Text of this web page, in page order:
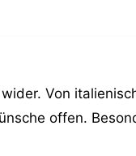
Von
offen.